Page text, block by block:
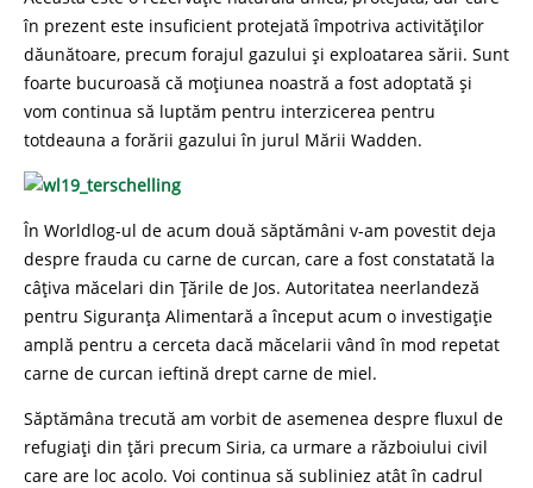
în prezent este insuficient protejată împotriva activităților
dăunătoare, precum forajul gazului și exploatarea sării. Sunt
foarte bucuroasă că moțiunea noastră a fost adoptată și
vom continua să luptăm pentru interzicerea pentru
totdeauna a forării gazului în jurul Mării Wadden.
În Worldlog-ul de acum două săptămâni v-am povestit deja
despre frauda cu carne de curcan, care a fost constatată la
câțiva măcelari din Țările de Jos. Autoritatea neerlandeză
pentru Siguranța Alimentară a început acum o investigație
amplă pentru a cerceta dacă măcelarii vând în mod repetat
carne de curcan ieftină drept carne de miel.
Săptămâna trecută am vorbit de asemenea despre fluxul de
refugiați din țări precum Siria, ca urmare a războiului civil
care are loc acolo. Voi continua să subliniez atât în cadrul